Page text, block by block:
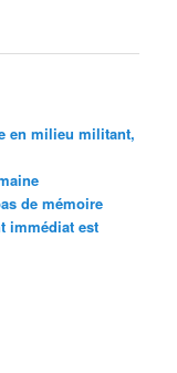
en milieu militant,
de mémoire
immédiat est